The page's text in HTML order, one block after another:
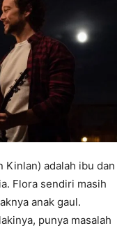
Kinlan) adalah ibu dan
Flora sendiri masih
anak gaul.
punya masalah